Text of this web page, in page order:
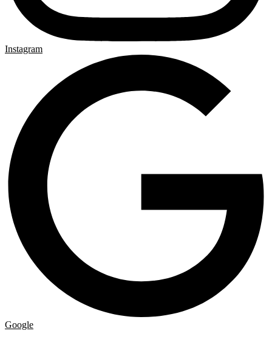
Instagram
Google